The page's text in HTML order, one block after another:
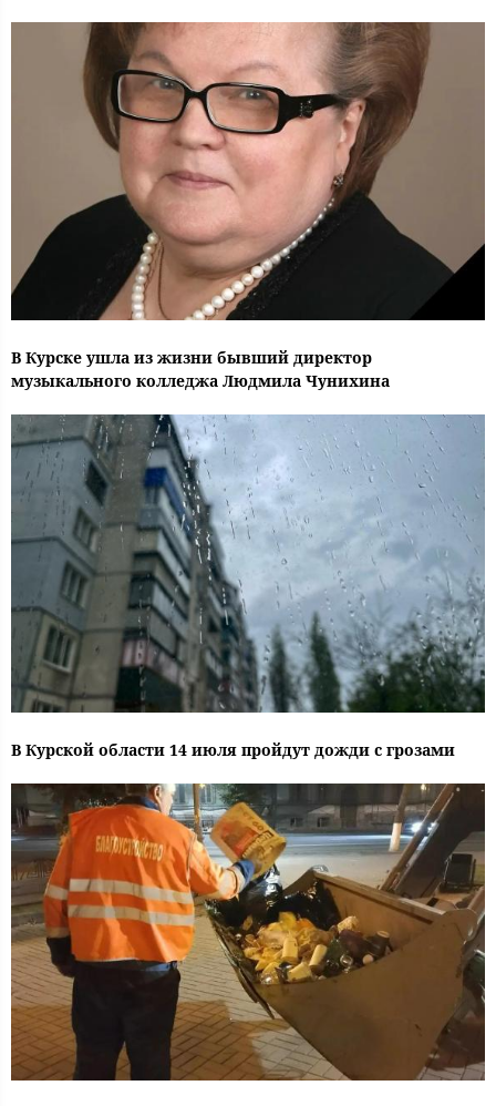
В Курске ушла из жизни бывший директор
музыкального колледжа Людмила Чунихина
В Курской области 14 июля пройдут дожди с грозами